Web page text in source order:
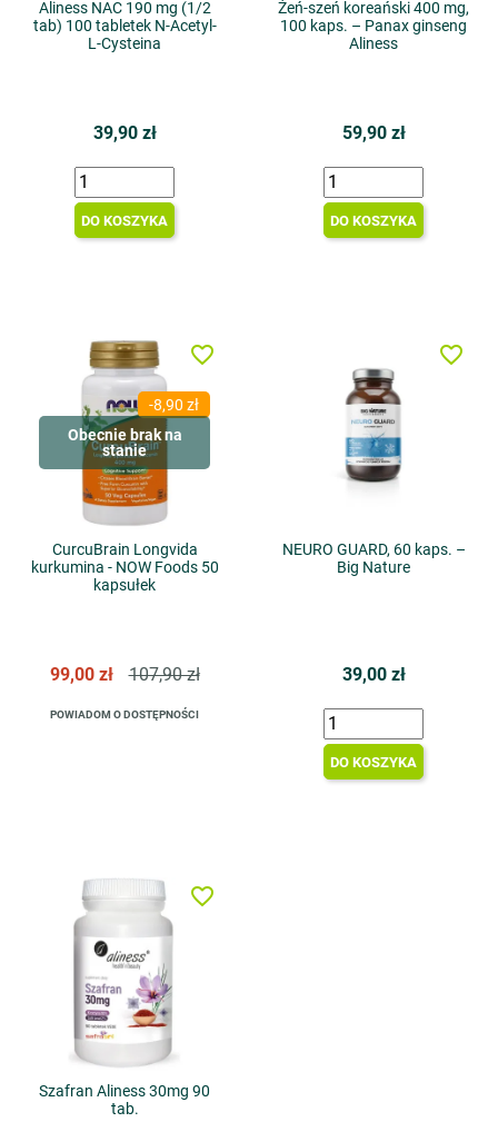
Aliness NAC 190 mg (1/2
tab) 100 tabletek N-Acetyl-
L-Cysteina
39,90 zł
DO KOSZYKA
Żeń-szeń koreański 400 mg,
100 kaps. – Panax ginseng
Aliness
59,90 zł
DO KOSZYKA
-8,90 zł
Obecnie brak na
stanie
CurcuBrain Longvida
kurkumina - NOW Foods 50
kapsułek
99,00 zł 107,90 zł
POWIADOM O DOSTĘPNOŚCI
favorite_border
NEURO GUARD, 60 kaps. –
Big Nature
39,00 zł
DO KOSZYKA
favorite_border
Szafran Aliness 30mg 90
tab.
favorite_border